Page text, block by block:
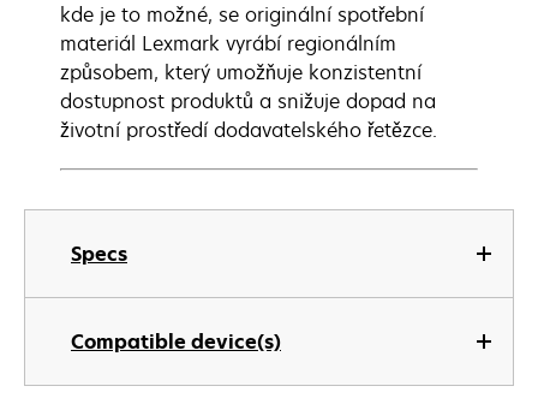
Specs
Compatible device(s)
kde je to možné, se originální spotřební
materiál Lexmark vyrábí regionálním
způsobem, který umožňuje konzistentní
dostupnost produktů a snižuje dopad na
životní prostředí dodavatelského řetězce.